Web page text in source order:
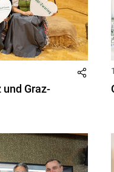
Graz-